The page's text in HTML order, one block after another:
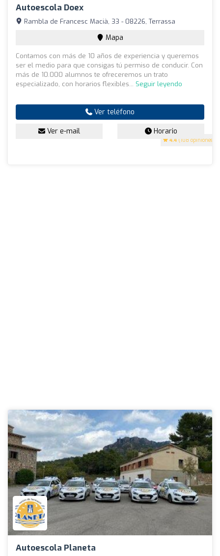
Autoescola Doex
4.4 (108 opiniones)
Rambla de Francesc Macià, 33 - 08226, Terrassa
Mapa
Contamos con más de 10 años de experiencia y queremos
ser el medio para que consigas tú permiso de conducir. Con
más de 10.000 alumnos te ofreceremos un trato
especializado, con horarios flexibles... Seguir leyendo
Ver teléfono
Ver e-mail Horario
Autoescola Planeta